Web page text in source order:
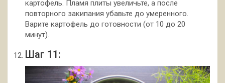
картофель. Пламя плиты увеличьте, а после
повторного закипания убавьте до умеренного.
Варите картофель до готовности (от 10 до 20
минут).
Шаг 11: